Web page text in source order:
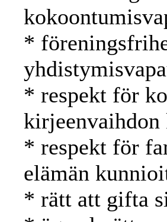
*
* respekt för
* respekt för
elämän
* rätt att gifta